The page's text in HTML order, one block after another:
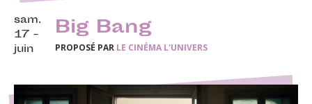
sam.
17 -
juin
Big Bang
PROPOSÉ PAR LE CINÉMA L'UNIVERS